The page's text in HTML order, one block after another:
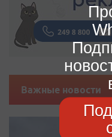
Важные новости